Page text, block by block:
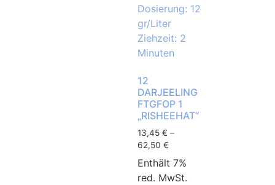
12
DARJEELING
FTGFOP 1
„RISHEEHAT“
13,45 € –
62,50 €
Enthält 7%
red. MwSt.